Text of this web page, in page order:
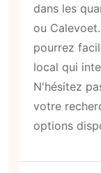
dans les
ou
pourrez
local qui
N'hésitez
votre
options